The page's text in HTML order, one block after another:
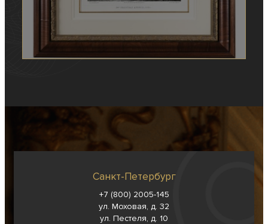
Санкт-Петербург
+7 (800) 2005-145
ул. Моховая, д. 32
ул. Пестеля, д. 10